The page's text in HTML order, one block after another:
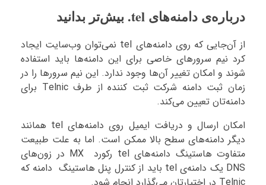
درباره‌ی دامنه‌های tel. بیش‌تر بدانید
از آن‌جایی که روی دامنه‌های tel نمی‌توان وب‌سایت ایجاد
کرد نیم سرورهای خاصی برای این دامنه‌ها باید استفاده
شوند و امکان تغییر آن‌ها وجود ندارد. این نیم سرورها را در
زمان ثبت دامنه شرکت ثبت کننده از طرف Telnic برای
دامنه‌تان تعیین می‌کند.
امکان ارسال و دریافت ایمیل روی دامنه‌های tel همانند
دیگر دامنه‌های سطح بالا ممکن است. اما به علت طبیعت
متفاوت هاستینگ دامنه‌های tel رکورد MX در زون‌های
DNS یک دامنه‌ی tel باید از کنترل پنل هاستینگ دامنه که